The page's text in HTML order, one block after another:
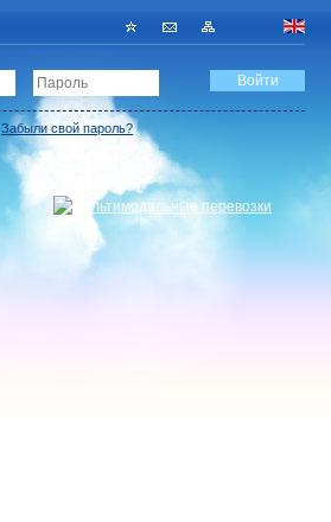
Забыли свой пароль?